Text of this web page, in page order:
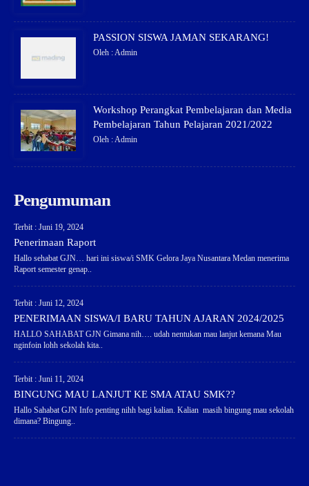
PASSION SISWA JAMAN SEKARANG!
Oleh : Admin
Workshop Perangkat Pembelajaran dan Media
Pembelajaran Tahun Pelajaran 2021/2022
Oleh : Admin
Pengumuman
Terbit : Juni 19, 2024
Penerimaan Raport
Hallo sehabat GJN… hari ini siswa/i SMK Gelora Jaya Nusantara Medan menerima
Raport semester genap..
Terbit : Juni 12, 2024
PENERIMAAN SISWA/I BARU TAHUN AJARAN 2024/2025
HALLO SAHABAT GJN Gimana nih…. udah nentukan mau lanjut kemana Mau
nginfoin lohh sekolah kita..
Terbit : Juni 11, 2024
BINGUNG MAU LANJUT KE SMA ATAU SMK??
Hallo Sahabat GJN Info penting nihh bagi kalian. Kalian masih bingung mau sekolah
dimana? Bingung..